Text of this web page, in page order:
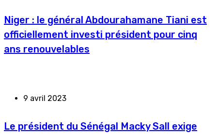
Niger : le général Abdourahamane Tiani est
officiellement investi président pour cinq
ans renouvelables
9 avril 2023
Le président du Sénégal Macky Sall exige